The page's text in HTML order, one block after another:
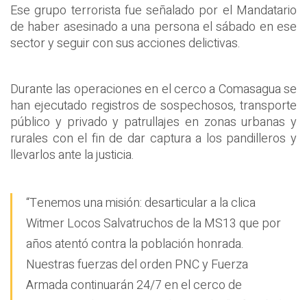
Ese grupo terrorista fue señalado por el Mandatario
de haber asesinado a una persona el sábado en ese
sector y seguir con sus acciones delictivas.
Durante las operaciones en el cerco a Comasagua se
han ejecutado registros de sospechosos, transporte
público y privado y patrullajes en zonas urbanas y
rurales con el fin de dar captura a los pandilleros y
llevarlos ante la justicia.
“Tenemos una misión: desarticular a la clica
Witmer Locos Salvatruchos de la MS13 que por
años atentó contra la población honrada.
Nuestras fuerzas del orden PNC y Fuerza
Armada continuarán 24/7 en el cerco de